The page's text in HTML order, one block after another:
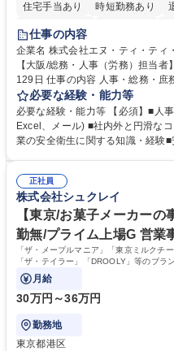
住宅手当あり
時短勤務あり
完全週休2日制
仕事の内容
企業名 株式会社エヌ・ティ・ティ・
【大阪/総務・人事（労務）担当
129日 仕事の内容 人事・総務・庶務業務等を幅広くお任せします。本社コ
ーポレート部門と連携しながら、
場を支えるバックオフィス担当と
とを期待します。 【詳細】■入退社手続き、社員情報管理■入社時オリエ
ンテーションの実施■勤怠・各種
生に関する業務等■健康診断、産業
ポート■社内ルールの運用・各種
部門業務 募集職種 【大阪/総務・人事（労務）担当者】3Dプリンター事
業/NTTデータG/年休129日
必要な経験・能力等
必要な経験・能力等 【必須】■人
Excel、メール) ■社内外と円滑な
業の安全衛生に関する知識・経験■安全
アが磨けます。 ◎NTTデータグル
もに、働き方改革も推進しています。 学歴・資格 学歴：大学院 大学
短大 専修学校 語学力： 資格：
正社員
株式会社シュクレイ
【東京/お菓子メーカー
勤無/プライム上場G 営業
「ザ・メープルマニア」「東京ミルクチ
「ザ・テイラー」「DROOLY」等のブラ
ブランド商品の事務業務をお任せいたしま
月給
30万円～36万円
勤務地
東京都港区